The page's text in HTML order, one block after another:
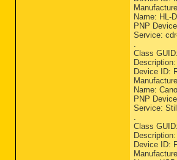
Name: HL-
PNP
Service:
.
Class
Device ID:
Name:
PNP
Service:
.
Class GUID:
Device ID: